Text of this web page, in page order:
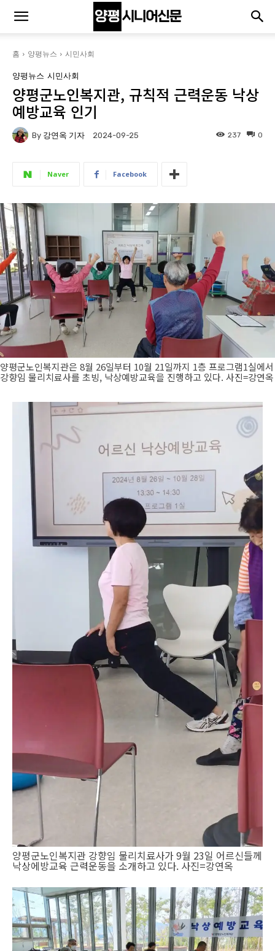
홈 양평뉴스 시민사회
양평뉴스 시민사회
양평군노인복지관, 규칙적 근력운동 낙상
예방교육 인기
By 강연옥 기자 2024-09-25 0
237
Naver Facebook
양평군노인복지관은 8월 26일부터 10월 21일까지 1층 프로그램1실에서
강향임 물리치료사를 초빙, 낙상예방교육을 진행하고 있다. 사진=강연옥
양평군노인복지관 강향임 물리치료사가 9월 23일 어르신들께
낙상에방교육 근력운동을 소개하고 있다. 사진=강연옥